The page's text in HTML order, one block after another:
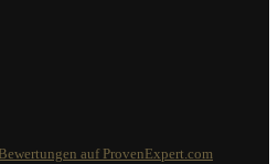
Bewertungen auf ProvenExpert.com